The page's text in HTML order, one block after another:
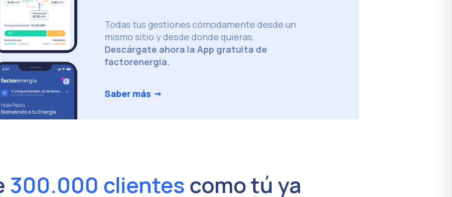
Todas tus gestiones cómodamente desde un
mismo sitio y desde donde quieras.
Descárgate ahora la App gratuita de
factorenergia.
Saber más →
300.000 clientes como tú ya